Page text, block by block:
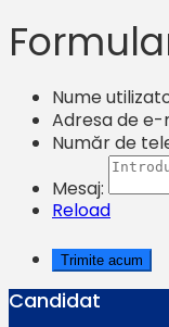
Nume
Adresa de e-
Număr de
Mesaj:
Reload
Candidat